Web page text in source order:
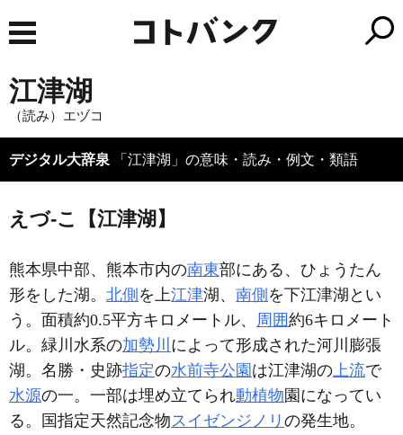
江津湖
（読み）エヅコ
デジタル大辞泉 「江津湖」の意味・読み・例文・類語
えづ‐こ【江津湖】
熊本県中部、熊本市内の南東部にある、ひょうたん
形をした湖。 北側 を上江津湖、 南側 を下江津湖とい
う。面積約0.5平方キロメートル、 周囲約6キロメート
ル。緑川水系の加勢川 によって形成された河川膨張
湖。名勝・史跡指定の水前寺公園 は江津湖の上流で
水源の一。一部は埋め立てられ動植物 園になってい
る。国指定天然記念物スイゼンジノリ の発生地。